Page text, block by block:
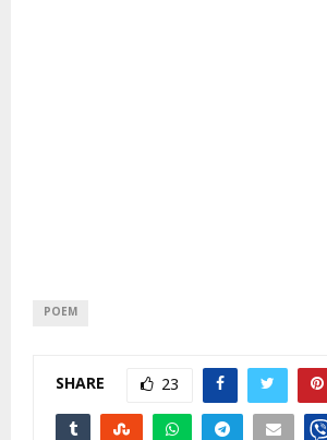
POEM
SHARE 23